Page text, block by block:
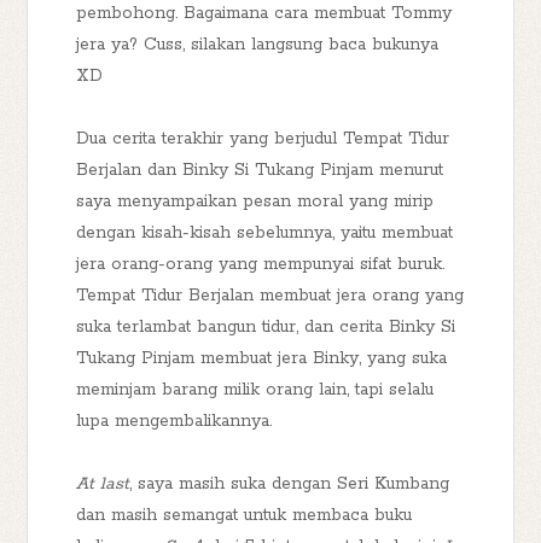
pembohong. Bagaimana cara membuat Tommy
jera ya? Cuss, silakan langsung baca bukunya
XD
Dua cerita terakhir yang berjudul Tempat Tidur
Berjalan dan Binky Si Tukang Pinjam menurut
saya menyampaikan pesan moral yang mirip
dengan kisah-kisah sebelumnya, yaitu membuat
jera orang-orang yang mempunyai sifat buruk.
Tempat Tidur Berjalan membuat jera orang yang
suka terlambat bangun tidur, dan cerita Binky Si
Tukang Pinjam membuat jera Binky, yang suka
meminjam barang milik orang lain, tapi selalu
lupa mengembalikannya.
At last, saya masih suka dengan Seri Kumbang
dan masih semangat untuk membaca buku